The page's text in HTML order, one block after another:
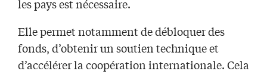
les pays est nécessaire.
Elle permet notamment de débloquer des
fonds, d’obtenir un soutien technique et
d’accélérer la coopération internationale. Cela